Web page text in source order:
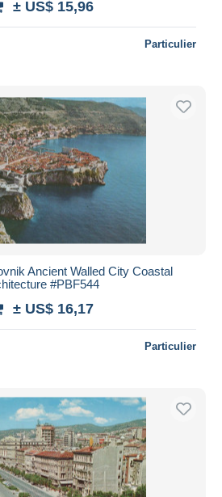
± US$ 15,96
Particulier
Ancient Walled City Coastal
#PBF544
± US$ 16,17
Particulier